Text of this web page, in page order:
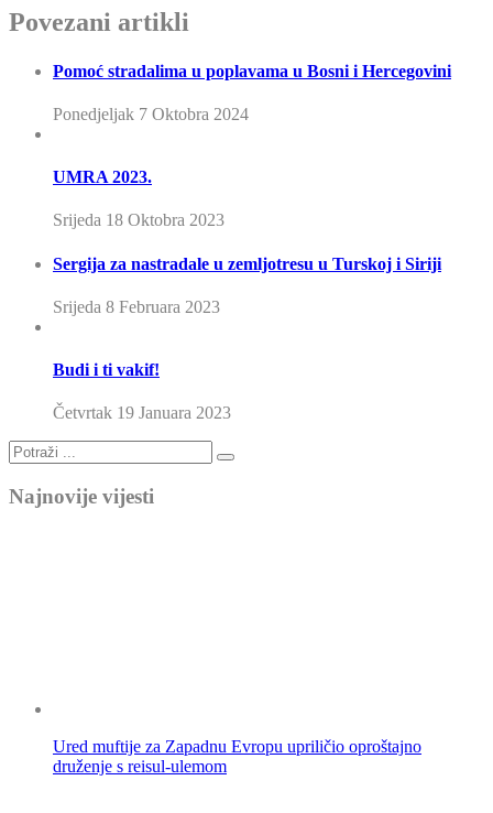
Povezani artikli
Pomoć stradalima u poplavama u Bosni i Hercegovini
Ponedjeljak 7 Oktobra 2024
UMRA 2023.
Srijeda 18 Oktobra 2023
Sergija za nastradale u zemljotresu u Turskoj i Siriji
Srijeda 8 Februara 2023
Budi i ti vakif!
Četvrtak 19 Januara 2023
Najnovije vijesti
Ured muftije za Zapadnu Evropu upriličio oproštajno
druženje s reisul-ulemom